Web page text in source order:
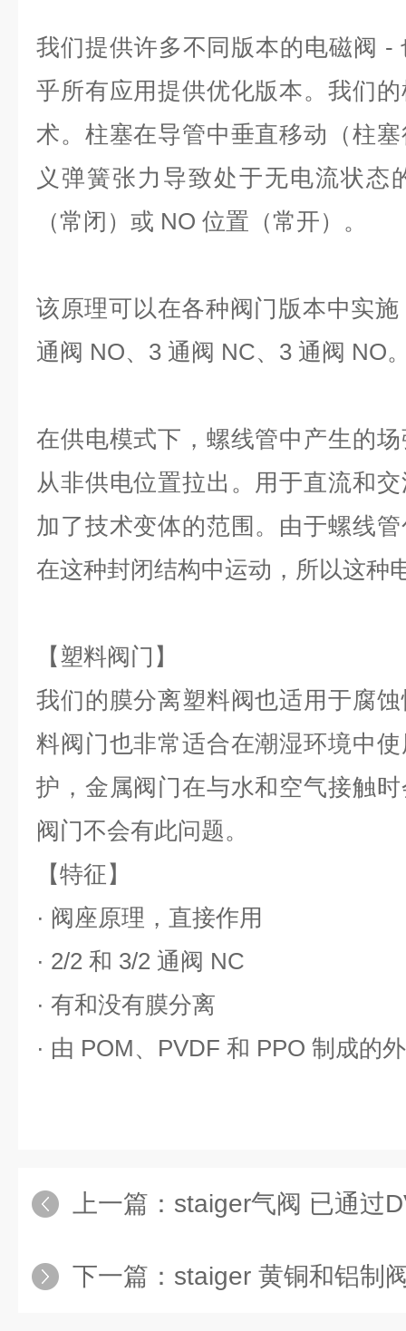
我们提供许多不同版本的电磁阀 -
乎所有应用提供优化版本。我们
术。柱塞在导管中垂直移动（柱
义弹簧张力导致处于无电流状
（常闭）或 NO 位置（常开）。
该原理可以在各种阀门版本中实
通阀 NO、 3 通阀 NC、 3 通阀 NO
在供电模式下，螺线管中产生的
从非供电位置拉出。用于直流和
加了技术变体的范围。由于螺线
在这种封闭结构中运动，所以这种
【塑料阀门】
我们的膜分离塑料阀也适用于腐
料阀门也非常适合在潮湿环境中
护，金属阀门在与水和空气接触
阀门不会有此问题。
【特征】
· 阀座原理，直接作用
· 2/2 和 3/2 通阀 NC
· 有和没有膜分离
· 由 POM、 PVDF 和 PPO 制成的
上一篇： staiger气阀 已通过
下一篇： staiger 黄铜和铝制